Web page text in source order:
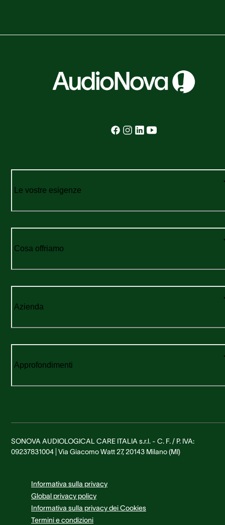
Le vostre esigenze
Cosa offriamo
Azienda
Approfondimenti
SONOVA AUDIOLOGICAL CARE ITALIA s.r.l. - C. F. / P. IVA:
09237831004 | Via Giacomo Watt 27, 20143 Milano (MI)
Informativa sulla privacy
Global privacy policy
Informativa sulla privacy dei Cookies
Termini e condizioni